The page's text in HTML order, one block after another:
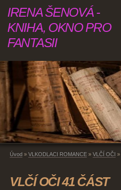
IRENA ŠENOVÁ -
KNIHA, OKNO PRO
FANTASII
Úvod » VLKODLACI ROMANCE » VLČÍ OČI »
VLČÍ OČI 41 ČÁST